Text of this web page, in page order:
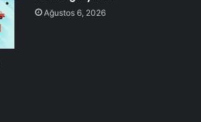
Ağustos 6, 2026